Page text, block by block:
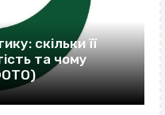
скільки її
та чому